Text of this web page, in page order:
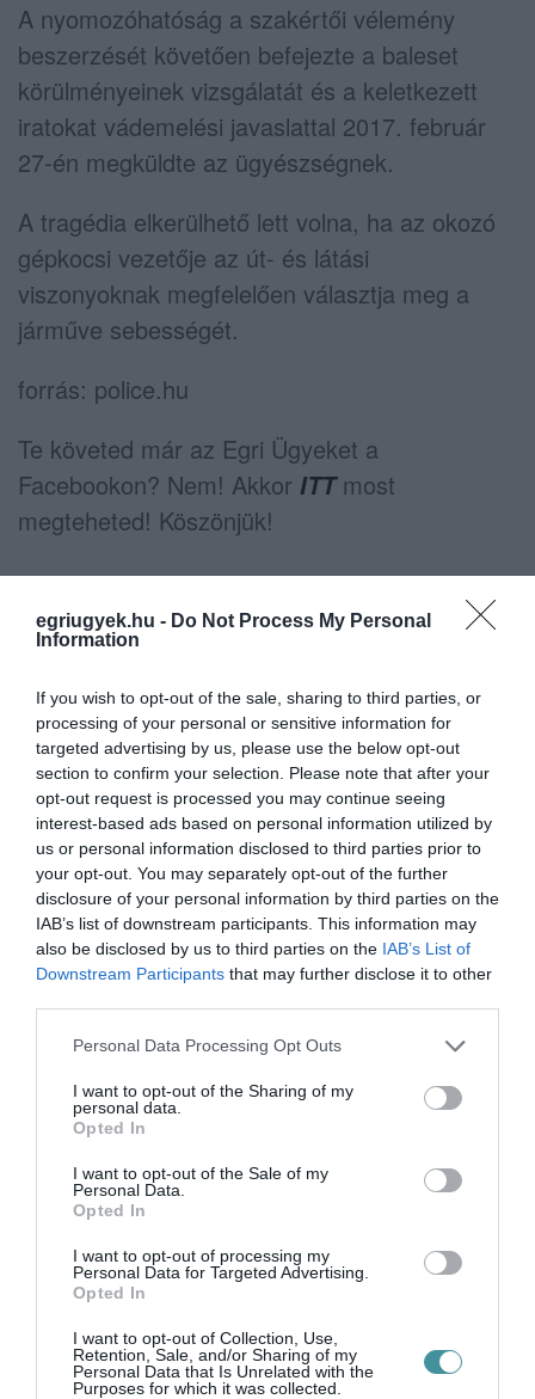
egriugyek.hu - Do Not Process My Personal
Information
If you wish to opt-out of the sale, sharing to third parties, or
processing of your personal or sensitive information for
targeted advertising by us, please use the below opt-out
section to confirm your selection. Please note that after your
opt-out request is processed you may continue seeing
interest-based ads based on personal information utilized by
us or personal information disclosed to third parties prior to
your opt-out. You may separately opt-out of the further
disclosure of your personal information by third parties on the
IAB’s list of downstream participants. This information may
also be disclosed by us to third parties on the IAB’s List of
Downstream Participants that may further disclose it to other
Please note that this website/app uses one or more Google
not limited to your visit or usage behaviour. You may click to
grant or deny consent to Google and its third-party tags to
use your data for below specified purposes in below Google
consent section.
Personal Data Processing Opt Outs
I want to opt-out of the Sharing of my
personal data.
Opted In
I want to opt-out of the Sale of my
Personal Data.
Opted In
I want to opt-out of processing my
Personal Data for Targeted Advertising.
Opted In
I want to opt-out of Collection, Use,
Retention, Sale, and/or Sharing of my
Personal Data that Is Unrelated with the
Purposes for which it was collected.
A nyomozóhatóság a szakértői vélemény
beszerzését követően befejezte a baleset
körülményeinek vizsgálatát és a keletkezett
iratokat vádemelési javaslattal 2017. február
27-én megküldte az ügyészségnek.
A tragédia elkerülhető lett volna, ha az okozó
gépkocsi vezetője az út- és látási
viszonyoknak megfelelően választja meg a
járműve sebességét.
forrás: police.hu
Te követed már az Egri Ügyeket a
Facebookon? Nem! Akkor ITTmost
megteheted! Köszönjük!
Ne maradjon le a legfrissebb hírekről, kövessen
bennünket az EGRI ÜGYEK Google Hírek oldalán!
VISSZA A FŐOLDALRA
Legfrissebb híreink
LEÁLLÍTOTT SZOLGÁLTATÁSOK AZ EGRI...
Eger ügye
TÍZ ÉVE NEM VOLT ILYEN ALACSONY AZ
INFLÁCIÓ MAGYARORSZÁGON
2026. augusztus 07|